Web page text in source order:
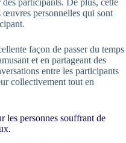
participants. De plus, cette
personnelles qui sont
façon de passer du temps
et en partageant des
entre les participants
collectivement tout en
les personnes souffrant de